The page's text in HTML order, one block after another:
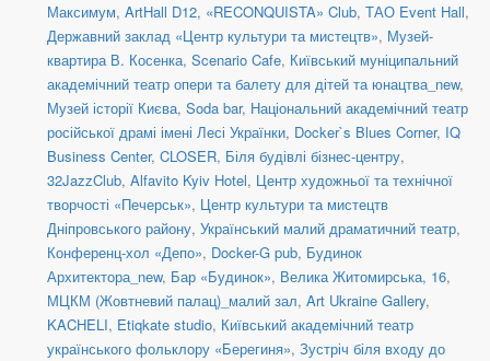
Максимум, ArtHall D12, «RECONQUISTA» Club, ТАО Event Hall,
Державний заклад «Центр культури та мистецтв», Музей-
квартира В. Косенка, Scenario Cafe, Київський муніципальний
академічний театр опери та балету для дітей та юнацтва_new,
Музей історії Києва, Soda bar, Національний академічний театр
російської драмі імені Лесі Українки, Docker`s Blues Corner, IQ
Business Center, CLOSER, Біля будівлі бізнес-центру,
32JazzClub, Alfavito Kyiv Hotel, Центр художньої та технічної
творчості «Печерськ», Центр культури та мистецтв
Дніпровського району, Український малий драматичний театр,
Конференц-хол «Депо», Docker-G pub, Будинок
Архитектора_new, Бар «Будинок», Велика Житомирська, 16,
МЦКМ (Жовтневий палац)_малий зал, Art Ukraine Gallery,
KACHELI, Etiqkate studio, Київський академічний театр
українського фольклору «Берегиня», Зустріч біля входу до